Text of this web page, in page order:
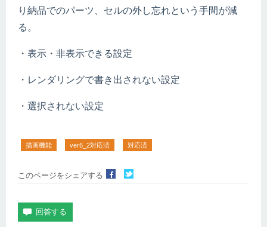
り納品でのパーツ、セルの外し忘れという手間が減
る。
・表示・非表示できる設定
・レンダリングで書き出されない設定
・選択されない設定
描画機能 ver6_2対応済 対応済
このページをシェアする